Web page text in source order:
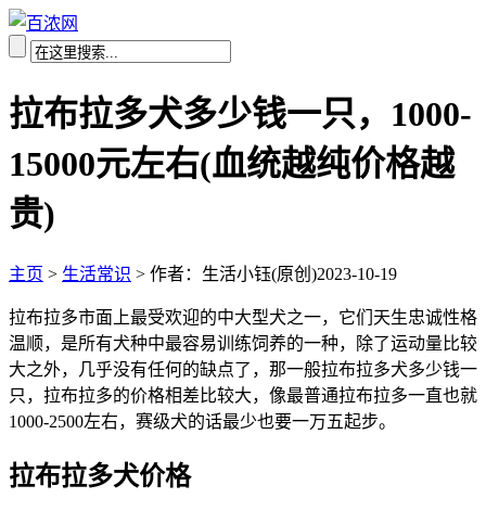
拉布拉多犬多少钱一只，1000-
15000元左右(血统越纯价格越
贵)
主页 > 生活常识 > 作者：生活小钰(原创)2023-10-19
拉布拉多市面上最受欢迎的中大型犬之一，它们天生忠诚性格
温顺，是所有犬种中最容易训练饲养的一种，除了运动量比较
大之外，几乎没有任何的缺点了，那一般拉布拉多犬多少钱一
只，拉布拉多的价格相差比较大，像最普通拉布拉多一直也就
1000-2500左右，赛级犬的话最少也要一万五起步。
拉布拉多犬价格